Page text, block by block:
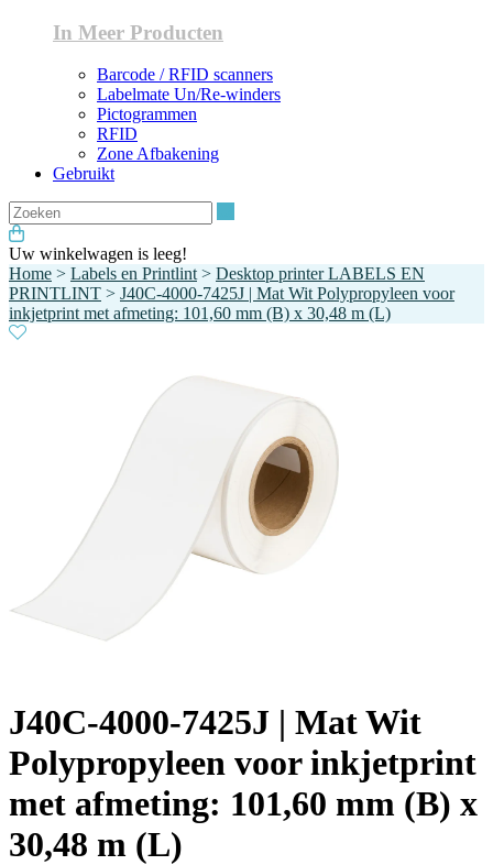
In Meer Producten
Barcode / RFID scanners
Labelmate Un/Re-winders
Pictogrammen
RFID
Zone Afbakening
Gebruikt
Uw winkelwagen is leeg!
Home > Labels en Printlint > Desktop printer LABELS EN
PRINTLINT > J40C-4000-7425J | Mat Wit Polypropyleen voor
inkjetprint met afmeting: 101,60 mm (B) x 30,48 m (L)
J40C-4000-7425J | Mat Wit
Polypropyleen voor inkjetprint
met afmeting: 101,60 mm (B) x
30,48 m (L)